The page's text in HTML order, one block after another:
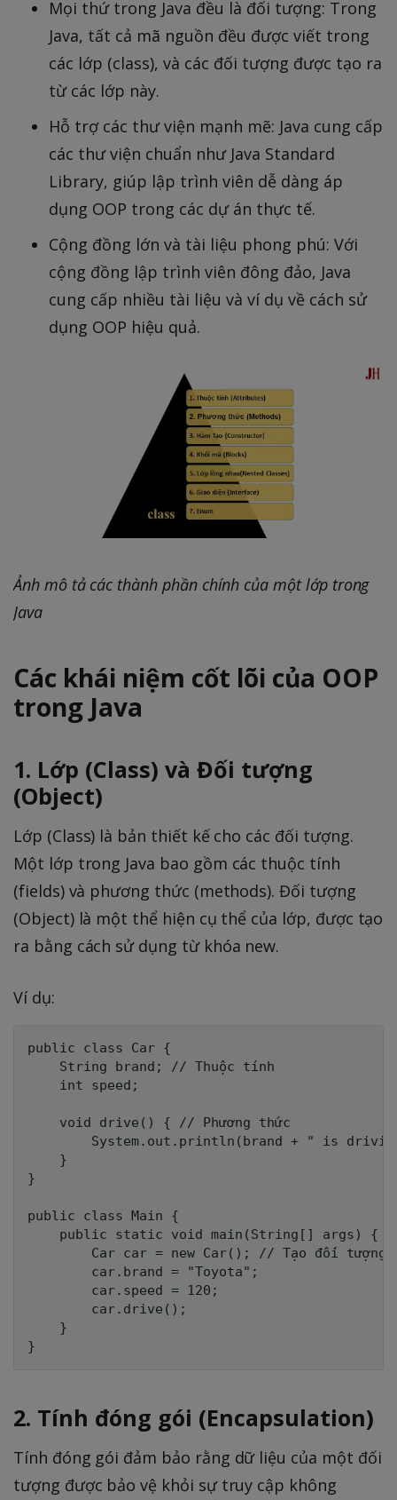
Mọi thứ trong Java đều là đối tượng: Trong
Java, tất cả mã nguồn đều được viết trong
các lớp (class), và các đối tượng được tạo ra
từ các lớp này.
Hỗ trợ các thư viện mạnh mẽ: Java cung cấp
các thư viện chuẩn như Java Standard
Library, giúp lập trình viên dễ dàng áp
dụng OOP trong các dự án thực tế.
Cộng đồng lớn và tài liệu phong phú: Với
cộng đồng lập trình viên đông đảo, Java
cung cấp nhiều tài liệu và ví dụ về cách sử
dụng OOP hiệu quả.
Ảnh mô tả các thành phần chính của một lớp trong
Java
Các khái niệm cốt lõi của OOP
trong Java
1. Lớp (Class) và Đối tượng
(Object)
Lớp (Class) là bản thiết kế cho các đối tượng.
Một lớp trong Java bao gồm các thuộc tính
(fields) và phương thức (methods). Đối tượng
(Object) là một thể hiện cụ thể của lớp, được tạo
ra bằng cách sử dụng từ khóa new.
Ví dụ:
public class Car {
    String brand; // Thuộc tính
    int speed;
    void drive() { // Phương thức
System.out.println(brand + " is
    }
}
public class Main {
    public static void main(String[] args) {
        Car car = new Car(); // Tạo đối tượng
        car.brand = "Toyota";
        car.speed = 120;
        car.drive();
    }
2. Tính đóng gói (Encapsulation)
Tính đóng gói đảm bảo rằng dữ liệu của một đối
tượng được bảo vệ khỏi sự truy cập không